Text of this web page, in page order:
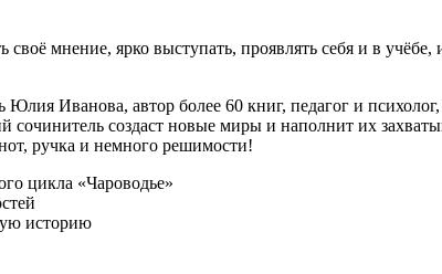
мнение, ярко выступать, проявлять себя и в учёбе,
Иванова, автор более 60 книг, педагог и
сочинитель создаст новые миры и наполнит их
ручка и немного решимости!
цикла «Чароводье»
историю